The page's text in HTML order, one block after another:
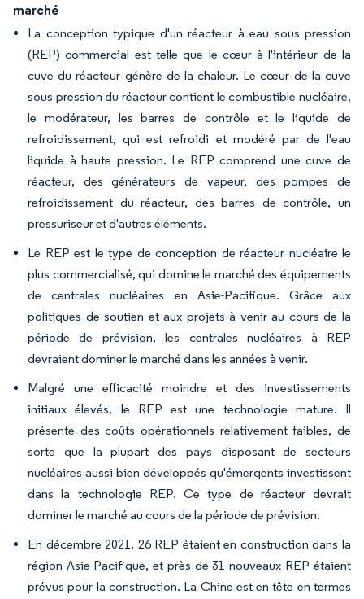
marché
La conception typique d'un réacteur à eau sous pression
(REP) commercial est telle que le cœur à l'intérieur de la
cuve du réacteur génère de la chaleur. Le cœur de la cuve
sous pression du réacteur contient le combustible nucléaire,
le modérateur, les barres de contrôle et le liquide de
refroidissement, qui est refroidi et modéré par de l'eau
liquide à haute pression. Le REP comprend une cuve de
réacteur, des générateurs de vapeur, des pompes de
refroidissement du réacteur, des barres de contrôle, un
pressuriseur et d'autres éléments.
Le REP est le type de conception de réacteur nucléaire le
plus commercialisé, qui domine le marché des équipements
de centrales nucléaires en Asie-Pacifique. Grâce aux
politiques de soutien et aux projets à venir au cours de la
période de prévision, les centrales nucléaires à REP
devraient dominer le marché dans les années à venir.
Malgré une efficacité moindre et des investissements
initiaux élevés, le REP est une technologie mature. Il
présente des coûts opérationnels relativement faibles, de
sorte que la plupart des pays disposant de secteurs
nucléaires aussi bien développés qu'émergents investissent
dans la technologie REP. Ce type de réacteur devrait
dominer le marché au cours de la période de prévision.
En décembre 2021, 26 REP étaient en construction dans la
région Asie-Pacifique, et près de 31 nouveaux REP étaient
prévus pour la construction. La Chine est en tête en termes